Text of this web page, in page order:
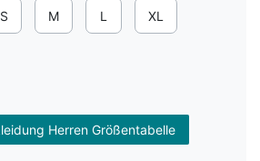
S M L XL
Herren Größentabelle